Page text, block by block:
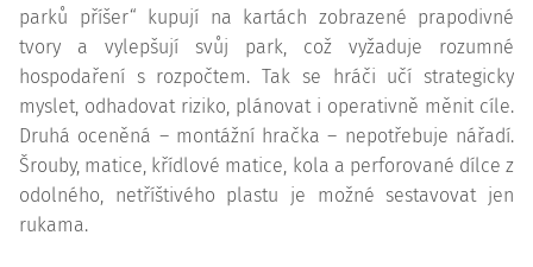
parků příšer“ kupují na kartách zobrazené prapodivné
tvory a vylepšují svůj park, což vyžaduje rozumné
hospodaření s rozpočtem. Tak se hráči učí strategicky
myslet, odhadovat riziko, plánovat i operativně měnit cíle.
Druhá oceněná – montážní hračka – nepotřebuje nářadí.
Šrouby, matice, křídlové matice, kola a perforované dílce z
odolného, netříštivého plastu je možné sestavovat jen
rukama.